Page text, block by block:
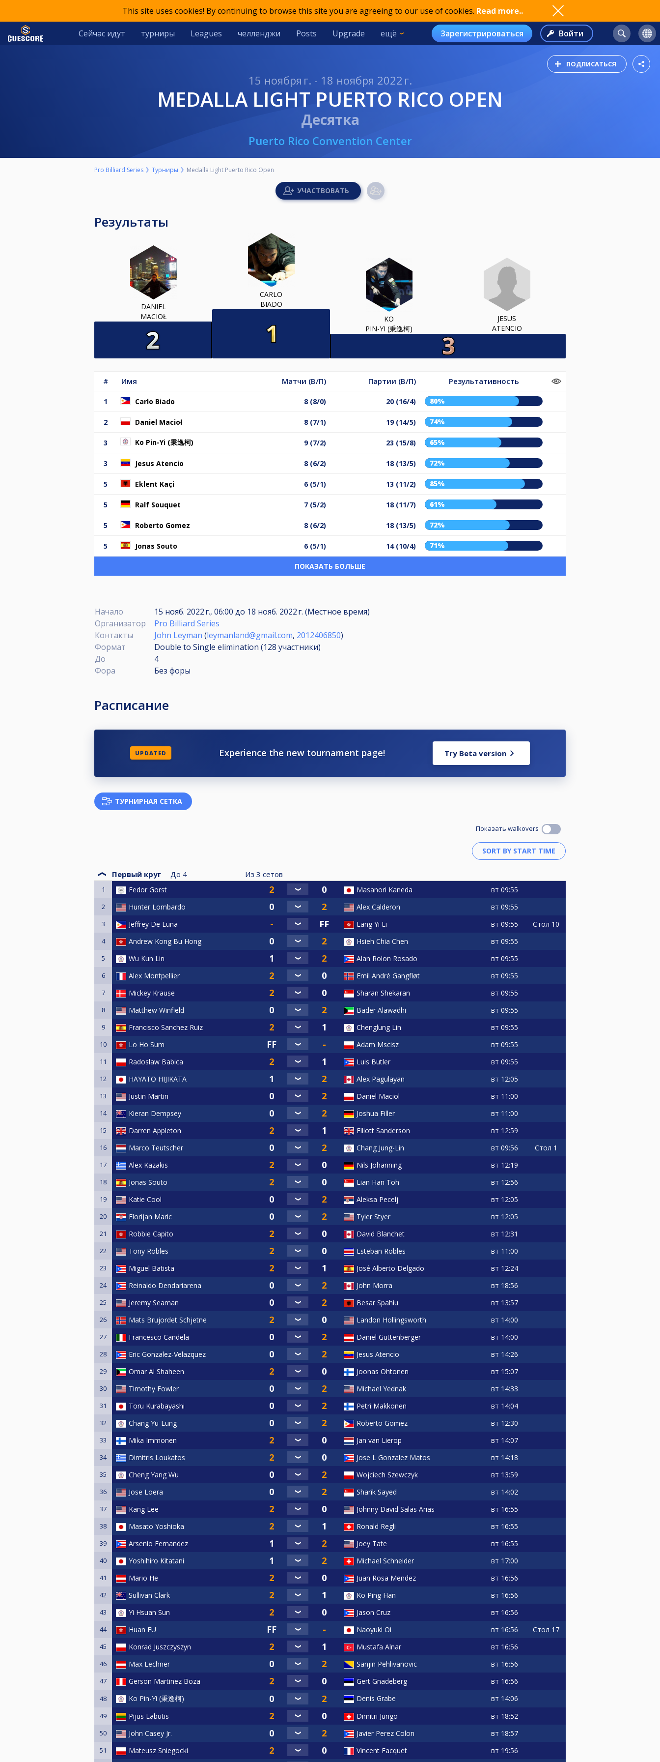
This site uses cookies! By continuing to browse this site you are agreeing to our use of cookies. Read more..
Сейчас идут турниры Leagues челленджи Posts Upgrade ещё Зарегистрироваться Войти
ПОДПИСАТЬСЯ
15 ноября г. - 18 ноября 2022 г.
MEDALLA LIGHT PUERTO RICO OPEN
Десятка
Puerto Rico Convention Center
Pro Billiard Series Турниры Medalla Light Puerto Rico Open
Результаты
DANIEL
MACIOŁ
CARLO
BIADO
KO
PIN-YI (秉逸柯)
JESUS
ATENCIO
# Имя Матчи (В/П) Партии (В/П) Результативность
1 Carlo Biado 8 (8/0) 20 (16/4) 80%
2 Daniel Macioł 8 (7/1) 19 (14/5) 74%
3 Ko Pin-Yi (秉逸柯) 9 (7/2) 23 (15/8) 65%
3 Jesus Atencio 8 (6/2) 18 (13/5) 72%
5 Eklent Kaçi 6 (5/1) 13 (11/2) 85%
5 Ralf Souquet 7 (5/2) 18 (11/7) 61%
5 Roberto Gomez 8 (6/2) 18 (13/5) 72%
5 Jonas Souto 6 (5/1) 14 (10/4) 71%
ПОКАЗАТЬ БОЛЬШЕ
Начало 15 нояб. 2022 г., 06:00 до 18 нояб. 2022 г. (Местное время)
Организатор
Pro Billiard Series
Контакты
John Leyman (leymanland@gmail.com, 2012406850)
Формат
Double to Single elimination (128 участники)
До
4
Фора
Без форы
Расписание
UPDATED Experience the new tournament page! Try Beta version
ТУРНИРНАЯ СЕТКА
Показать walkovers
Первый круг До 4 Из 3 сетов
1 Fedor Gorst Masanori Kaneda вт 09:55
2 Hunter Lombardo Alex Calderon вт 09:55
3 Jeffrey De Luna Lang Yi Li вт 09:55 Стол 10
4 Andrew Kong Bu Hong Hsieh Chia Chen вт 09:55
5 Wu Kun Lin Alan Rolon Rosado вт 09:55
6 Alex Montpellier Emil André Gangfløt вт 09:55
7 Mickey Krause Sharan Shekaran вт 09:55
8 Matthew Winfield Bader Alawadhi вт 09:55
9 Francisco Sanchez Ruiz Chenglung Lin вт 09:55
10 Lo Ho Sum Adam Mscisz вт 09:55
11 Radoslaw Babica Luis Butler вт 09:55
12 HAYATO HIJIKATA Alex Pagulayan вт 12:05
13 Justin Martin Daniel Maciol вт 11:00
14 Kieran Dempsey Joshua Filler вт 11:00
15 Darren Appleton Elliott Sanderson вт 12:59
16 Marco Teutscher Chang Jung-Lin вт 09:56 Стол 1
17 Alex Kazakis Nils Johanning вт 12:19
18 Jonas Souto Lian Han Toh вт 12:56
19 Katie Cool Aleksa Pecelj вт 12:05
20 Florijan Maric Tyler Styer вт 12:05
21 Robbie Capito David Blanchet вт 12:31
22 Tony Robles Esteban Robles вт 11:00
23 Miguel Batista José Alberto Delgado вт 12:24
24 Reinaldo Dendariarena John Morra вт 18:56
25 Jeremy Seaman Besar Spahiu вт 13:57
26 Mats Brujordet Schjetne Landon Hollingsworth вт 14:00
27 Francesco Candela Daniel Guttenberger вт 14:00
28 Eric Gonzalez-Velazquez Jesus Atencio вт 14:26
29 Omar Al Shaheen Joonas Ohtonen вт 15:07
30 Timothy Fowler Michael Yednak вт 14:33
31 Toru Kurabayashi Petri Makkonen вт 14:04
32 Chang Yu-Lung Roberto Gomez вт 12:30
33 Mika Immonen Jan van Lierop вт 14:07
34 Dimitris Loukatos Jose L Gonzalez Matos вт 14:18
35 Cheng Yang Wu Wojciech Szewczyk вт 13:59
36 Jose Loera Sharik Sayed вт 14:02
37 Kang Lee Johnny David Salas Arias вт 16:55
38 Masato Yoshioka Ronald Regli вт 16:55
39 Arsenio Fernandez Joey Tate вт 16:55
40 Yoshihiro Kitatani Michael Schneider вт 17:00
41 Mario He Juan Rosa Mendez вт 16:56
42 Sullivan Clark Ko Ping Han вт 16:56
43 Yi Hsuan Sun Jason Cruz вт 16:56
44 Huan FU Naoyuki Oi вт 16:56 Стол 17
45 Konrad Juszczyszyn Mustafa Alnar вт 16:56
46 Max Lechner Sanjin Pehlivanovic вт 16:56
47 Gerson Martinez Boza Gert Gnadeberg вт 16:56
48 Ko Pin-Yi (秉逸柯) Denis Grabe вт 14:06
49 Pijus Labutis Dimitri Jungo вт 18:52
50 John Casey Jr. Javier Perez Colon вт 18:57
51 Mateusz Sniegocki Vincent Facquet вт 19:56